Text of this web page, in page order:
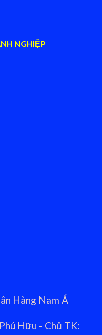
NGHIỆP
Hàng Nam Á
Hữu - Chủ TK: